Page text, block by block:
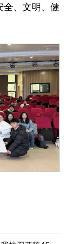
全、文明、健